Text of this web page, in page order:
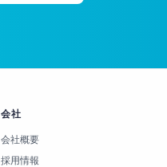
会社
会社概要
採用情報